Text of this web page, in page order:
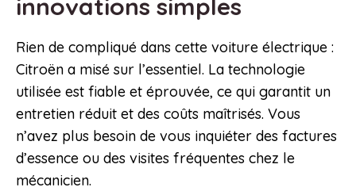
innovations simples
Rien de compliqué dans cette voiture électrique :
Citroën a misé sur l’essentiel. La technologie
utilisée est fiable et éprouvée, ce qui garantit un
entretien réduit et des coûts maîtrisés. Vous
n’avez plus besoin de vous inquiéter des factures
d’essence ou des visites fréquentes chez le
mécanicien.